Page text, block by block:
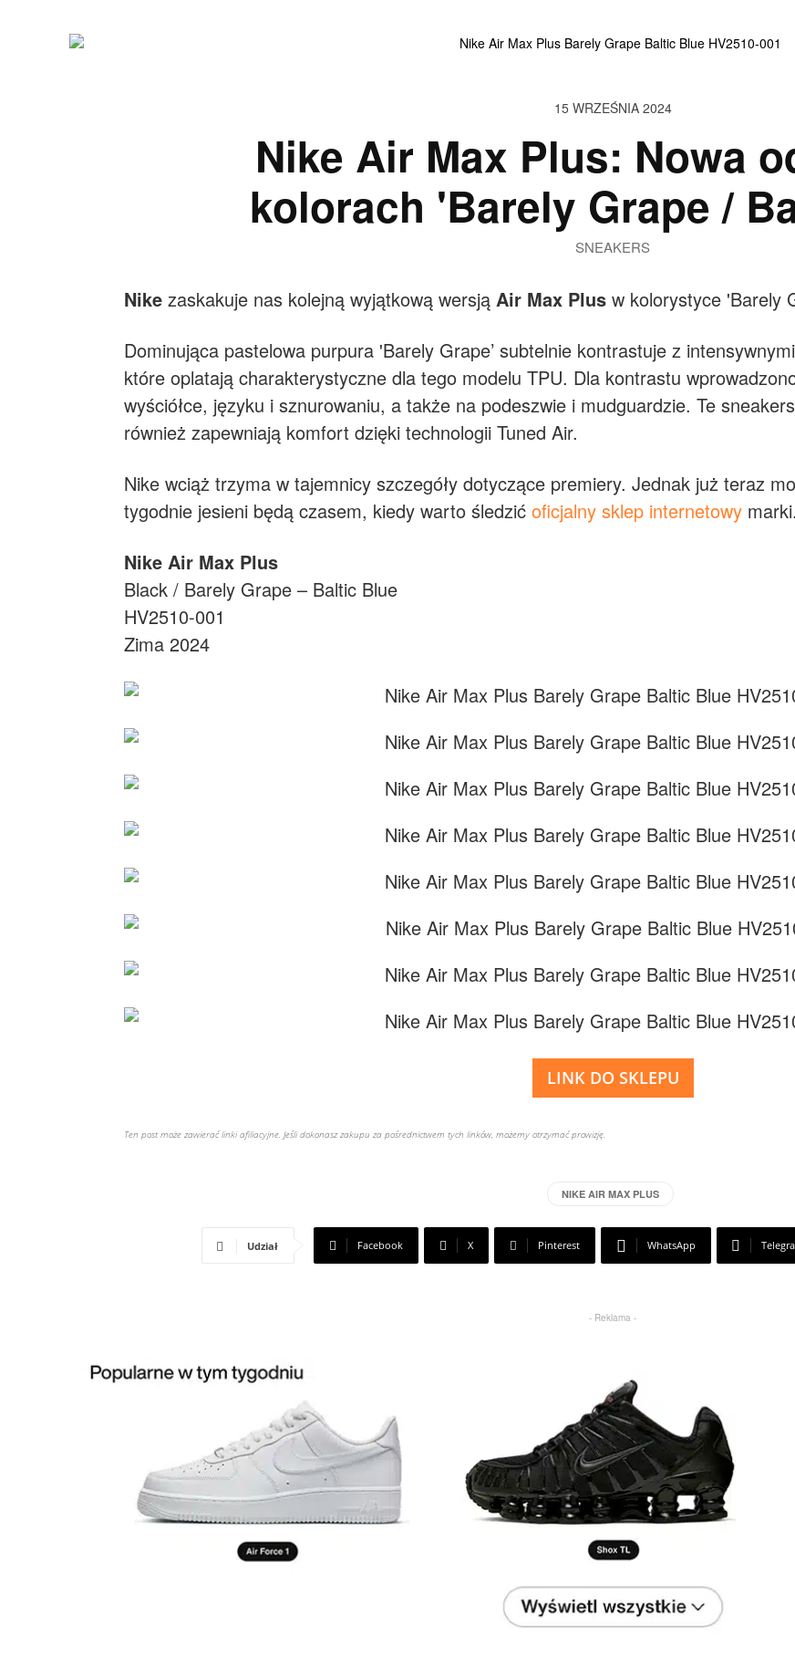
15 WRZEŚNIA 2024
Nike Air Max Plus: Nowa
kolorach 'Barely Grape /
SNEAKERS
Nike zaskakuje nas kolejną wyjątkową wersją Air Max Plus w kolorystyce 'Barely
Dominująca pastelowa purpura 'Barely Grape’ subtelnie kontrastuje z
które oplatają charakterystyczne dla tego modelu TPU. Dla kontrastu
wyściółce, języku i sznurowaniu, a także na podeszwie i mudguardzie. Te
również zapewniają komfort dzięki technologii Tuned Air.
Nike wciąż trzyma w tajemnicy szczegóły dotyczące premiery. Jednak już teraz
tygodnie jesieni będą czasem, kiedy warto śledzić oficjalny sklep internetowy marki.
Nike Air Max Plus
Black / Barely Grape – Baltic Blue
HV2510-001
Zima 2024
LINK DO SKLEPU
Ten post może zawierać linki afiliacyjne. Jeśli dokonasz zakupu za pośrednictwem tych linków, możemy otrzymać prowizję.
NIKE AIR MAX PLUS
Udział Facebook X Pinterest WhatsApp
- Reklama -